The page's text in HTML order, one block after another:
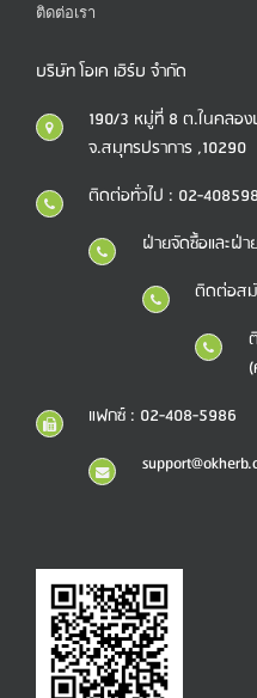
ติดต่อเรา
บริษัท โอเค เฮิร์บ จำกัด
190/3 หมู่ที่ 8 ต.ในคลอ
จ.สมุทรปราการ ,10290
ติดต่อทั่วไป : 02-
ฝ่ายจัดซื้อและฝ่
ติดต่อส
แฟกซ์ : 02-408-5986